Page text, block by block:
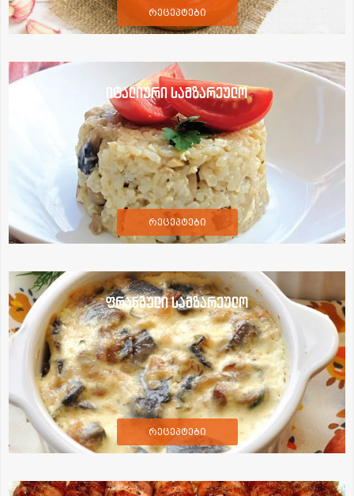
რეცეპტები
იტალიური სამზარეულო
რეცეპტები
ფრანგული სამზარეულო
რეცეპტები